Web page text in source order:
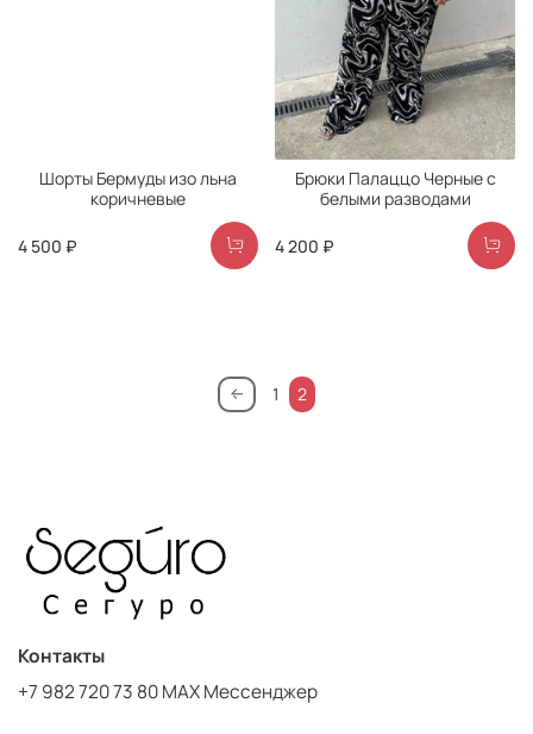
Шорты Бермуды изо льна
коричневые
4 500 ₽
Брюки Палаццо Черные с
белыми разводами
4 200 ₽
1 2
Контакты
+7 982 720 73 80 MAX Мессенджер